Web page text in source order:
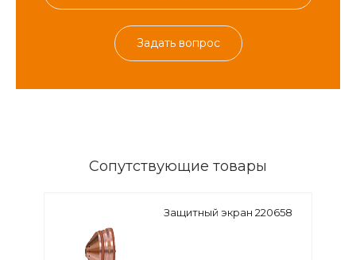
Задать вопрос
Сопутствующие товары
Защитный экран 220658